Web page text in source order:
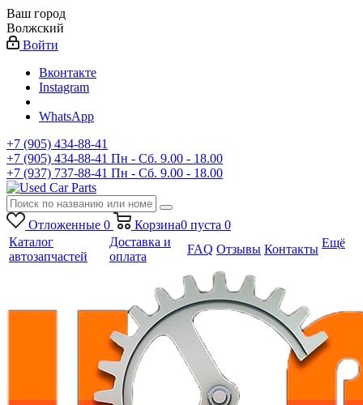
Ваш город
Волжский
Войти
Вконтакте
Instagram
WhatsApp
+7 (905) 434-88-41
+7 (905) 434-88-41 Пн - Сб. 9.00 - 18.00
+7 (937) 737-88-41 Пн - Сб. 9.00 - 18.00
Отложенные 0 Корзина0 пуста 0
Каталог
автозапчастей
Доставка и
оплата
FAQ Отзывы Контакты Ещё